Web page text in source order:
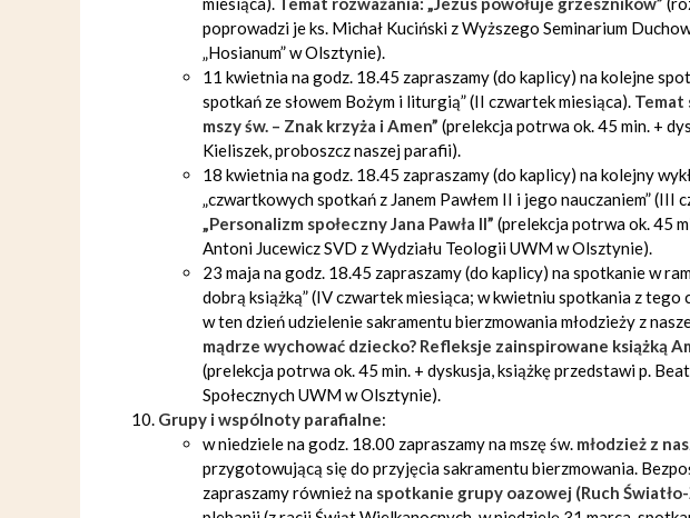
poprowadzi je ks. Michał Kuciński z Wyższego Seminarium
„Hosianum” w Olsztynie).
11 kwietnia na godz. 18.45 zapraszamy (do kaplicy) na kolejne
spotkań ze słowem Bożym i liturgią” (II czwartek miesiąca). Temat
mszy św. – Znak krzyża i Amen” (prelekcja potrwa ok. 45 min. +
Kieliszek, proboszcz naszej parafii).
18 kwietnia na godz. 18.45 zapraszamy (do kaplicy) na kolejny
„czwartkowych spotkań z Janem Pawłem II i jego nauczaniem” (III
„Personalizm społeczny Jana Pawła II” (prelekcja potrwa ok. 45
Antoni Jucewicz SVD z Wydziału Teologii UWM w Olsztynie).
23 maja na godz. 18.45 zapraszamy (do kaplicy) na spotkanie w
dobrą książką” (IV czwartek miesiąca; w kwietniu spotkania z tego
w ten dzień udzielenie sakramentu bierzmowania młodzieży z
mądrze wychować dziecko? Refleksje zainspirowane książką
(prelekcja potrwa ok. 45 min. + dyskusja, książkę przedstawi p.
Społecznych UWM w Olsztynie).
Grupy i wspólnoty parafialne:
w niedziele na godz. 18.00 zapraszamy na mszę św. młodzież z
przygotowującą się do przyjęcia sakramentu bierzmowania.
zapraszamy również na spotkanie grupy oazowej (Ruch